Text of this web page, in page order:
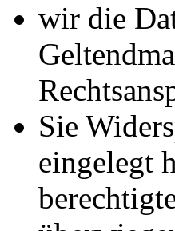
wir die
Sie
eingelegt